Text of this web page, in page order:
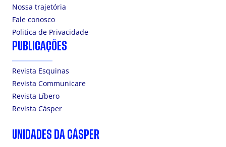
Nossa trajetória
Fale conosco
Politica de Privacidade
PUBLICAÇÕES
Revista Esquinas
Revista Communicare
Revista Líbero
Revista Cásper
UNIDADES DA CÁSPER